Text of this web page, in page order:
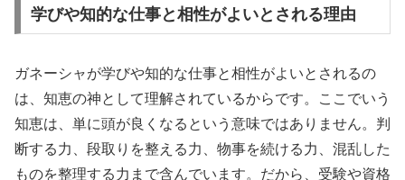
学びや知的な仕事と相性がよいとされる理由
ガネーシャが学びや知的な仕事と相性がよいとされるの
は、知恵の神として理解されているからです。ここでいう
知恵は、単に頭が良くなるという意味ではありません。判
断する力、段取りを整える力、物事を続ける力、混乱した
ものを整理する力まで含んでいます。だから、受験や資格